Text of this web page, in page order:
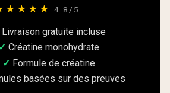
4.8/5
Livraison gratuite incluse
Créatine monohydrate
Formule de créatine
basées sur des preuves